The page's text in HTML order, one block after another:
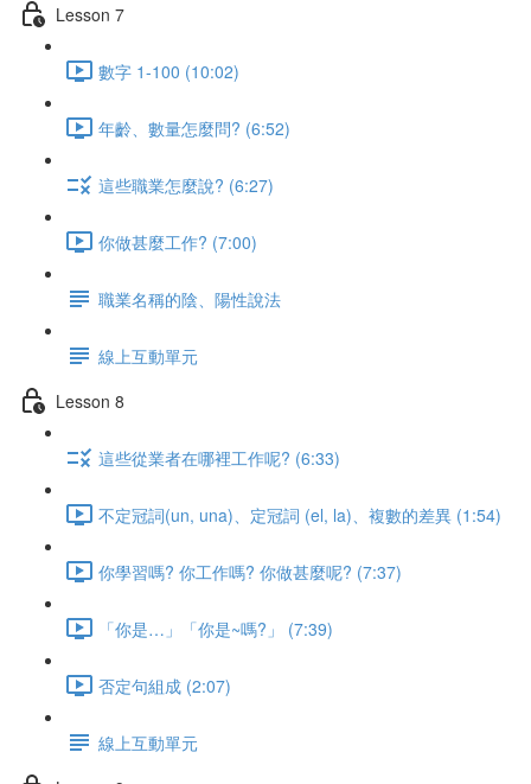
Lesson 7
數字 1-100 (10:02)
年齡、數量怎麼問? (6:52)
這些職業怎麼說? (6:27)
你做甚麼工作? (7:00)
職業名稱的陰、陽性說法
線上互動單元
Lesson 8
這些從業者在哪裡工作呢? (6:33)
不定冠詞(un, una)、定冠詞 (el, la)、複數的差異 (1:54)
你學習嗎? 你工作嗎? 你做甚麼呢? (7:37)
「你是…」「你是~嗎?」 (7:39)
否定句組成 (2:07)
線上互動單元